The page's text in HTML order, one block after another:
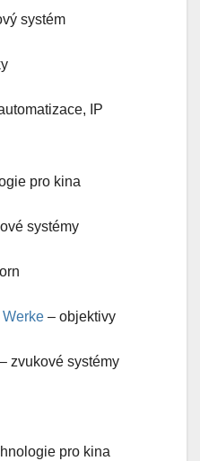
systém
IP
pro kina
systémy
– objektivy
– zvukové systémy
pro kina